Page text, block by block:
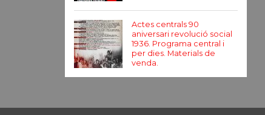
Actes centrals 90
aniversari revolució social
1936. Programa central i
per dies. Materials de
venda.